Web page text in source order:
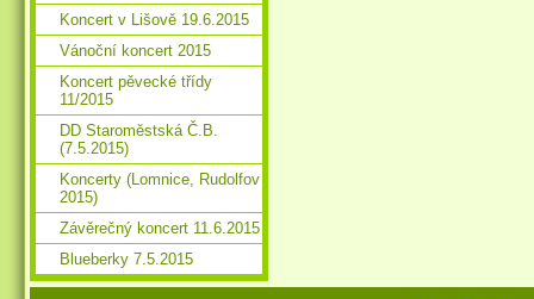
Koncert v Lišově 19.6.2015
Vánoční koncert 2015
Koncert pěvecké třídy
11/2015
DD Staroměstská Č.B.
(7.5.2015)
Koncerty (Lomnice, Rudolfov
2015)
Závěrečný koncert 11.6.2015
Blueberky 7.5.2015